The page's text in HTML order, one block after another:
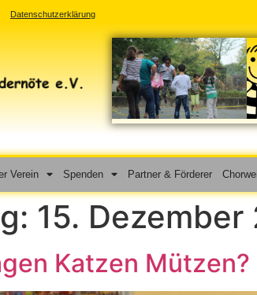
Datenschutzerklärung
Verein Spenden Partner & Förderer
15. Dezember
Katzen Mützen?